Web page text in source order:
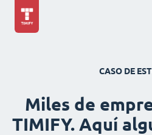
CASO DE
Miles de
TIMIFY. Aquí